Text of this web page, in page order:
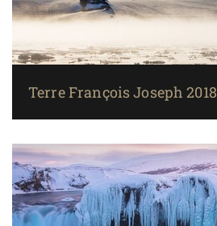
Terre François Joseph 2018